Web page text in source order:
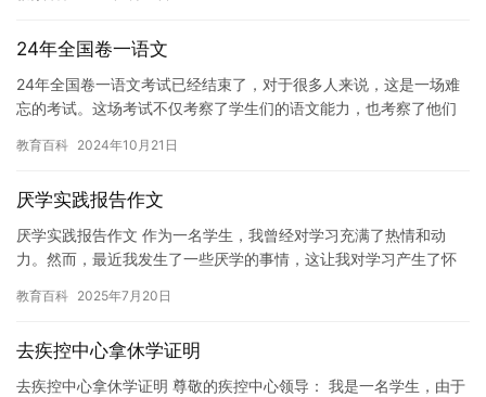
24年全国卷一语文
24年全国卷一语文考试已经结束了，对于很多人来说，这是一场难
忘的考试。这场考试不仅考察了学生们的语文能力，也考察了他们
技…
教育百科 2024年10月21日
厌学实践报告作文
厌学实践报告作文 作为一名学生，我曾经对学习充满了热情和动
力。然而，最近我发生了一些厌学的事情，这让我对学习产生了怀
要认真…
教育百科 2025年7月20日
去疾控中心拿休学证明
去疾控中心拿休学证明 尊敬的疾控中心领导： 我是一名学生，由于